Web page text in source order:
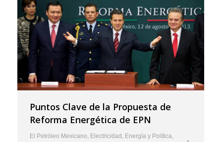
Puntos Clave de la Propuesta de
Reforma Energética de EPN
El Petróleo Mexicano, Electricidad , Energía y Política,